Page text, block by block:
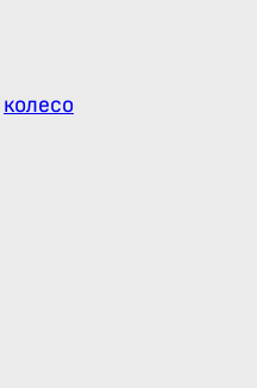
колесо